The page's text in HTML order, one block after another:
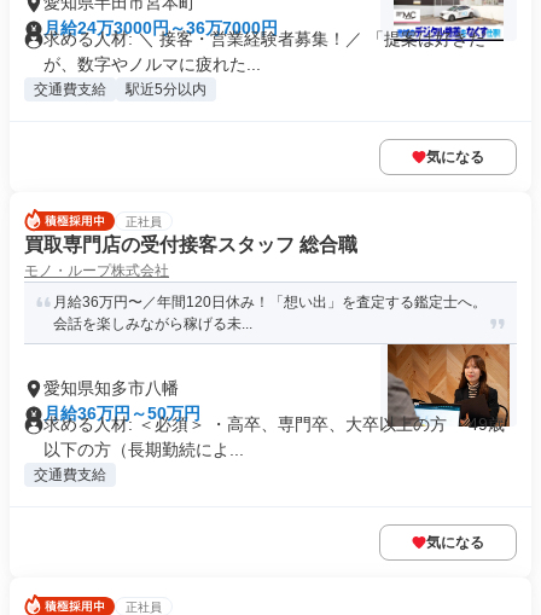
月給24万3000円～36万7000円
求める人材: ＼ 接客・営業経験者募集！／ 「提案は好きだ
が、数字やノルマに疲れた...
交通費支給 駅近5分以内
気になる
正社員
買取専門店の受付接客スタッフ 総合職
モノ・ループ株式会社
月給36万円〜／年間120日休み！「想い出」を査定する鑑定士へ。
会話を楽しみながら稼げる未...
愛知県知多市八幡
月給36万円～50万円
求める人材: ＜必須＞ ・高卒、専門卒、大卒以上の方 ・49歳
以下の方（長期勤続によ...
交通費支給
気になる
正社員